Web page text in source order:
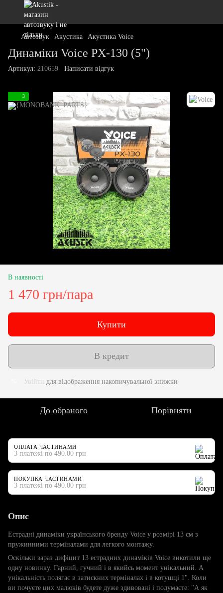
Автозвук Акустика Акустика Voice
Динаміки Voice PX-130 (5")
Артикул: 210659 Написати відгук
3
В наявності
1 470 грн/пара
Купити
В кредит
Увійти для відображення накопичувальної знижки
До обраного Порівняти
ОПЛАТА ЧАСТИНАМИ
3 платежі по 490.00 грн
ПОКУПКА ЧАСТИНАМИ
3 платежі по 490.00 грн
Опис
Естрадні динаміки українського бренду Voice у розмірі 13 см з
пружинними терміналами для легкого монтажу.
Оскільки зараз дифіцит 13 естрадних динаміків Voice викотили ще
одну новинку. Гарний, гучний і в якийсь момент унікальний. А
унікальність полягає в затискних терміналах і в котушці 1". Коли
ви почуєте цих малюків будете дуже здивовані і подумаєте: "А як